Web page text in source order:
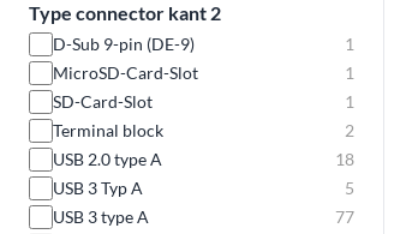
Type connector kant 2
D-Sub 9-pin (DE-9)
1
MicroSD-Card-Slot
1
SD-Card-Slot
1
Terminal block
2
USB 2.0 type A
18
USB 3 Typ A
5
USB 3 type A
77